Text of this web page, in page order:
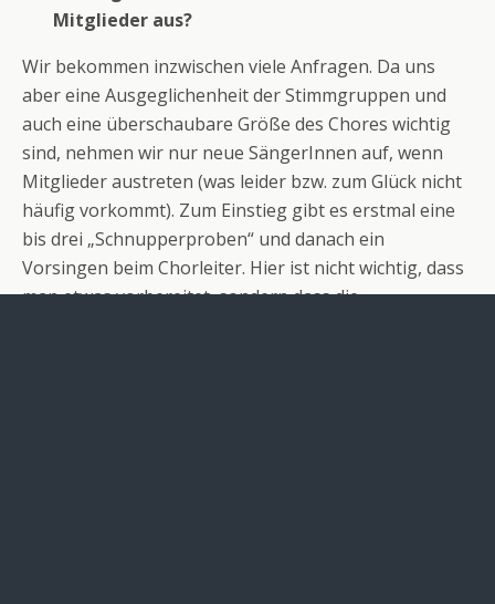
Mitglieder aus?
Wir bekommen inzwischen viele Anfragen. Da uns
aber eine Ausgeglichenheit der Stimmgruppen und
auch eine überschaubare Größe des Chores wichtig
sind, nehmen wir nur neue SängerInnen auf, wenn
Mitglieder austreten (was leider bzw. zum Glück nicht
häufig vorkommt). Zum Einstieg gibt es erstmal eine
bis drei „Schnupperproben“ und danach ein
Vorsingen beim Chorleiter. Hier ist nicht wichtig, dass
man etwas vorbereitet, sondern dass die